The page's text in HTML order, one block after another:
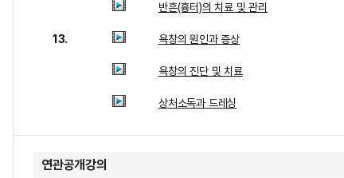
반흔(흉터)의 치료 및 관리
13. 욕창의 원인과 증상
욕창의 진단 및 치료
상처소독과 드레싱
연관공개강의